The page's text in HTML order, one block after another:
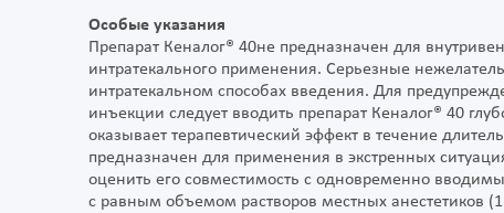
Особые указания
Препарат Кеналог® 40не предназначен для
интратекального применения. Серьезные
интратекальном способах введения. Для
инъекции следует вводить препарат Кеналог® 40
оказывает терапевтический эффект в течение
предназначен для применения в экстренных
оценить его совместимость с одновременно
с равным объемом растворов местных анестетиков